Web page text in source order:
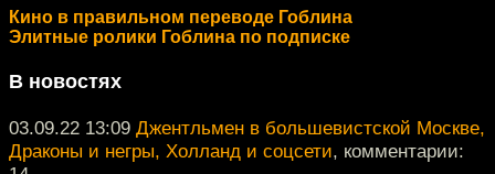
Кино в правильном переводе Гоблина
Элитные ролики Гоблина по подписке
В новостях
03.09.22 13:09 Джентльмен в большевистской Москве,
Драконы и негры, Холланд и соцсети, комментарии: